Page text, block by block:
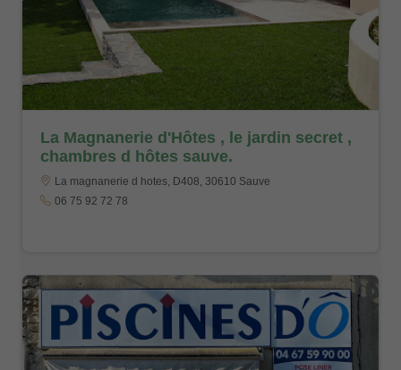
La Magnanerie d'Hôtes , le jardin secret ,
chambres d hôtes sauve.
La magnanerie d hotes, D408, 30610 Sauve
06 75 92 72 78